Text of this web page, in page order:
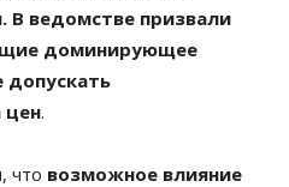
В ведомстве призвали
доминирующее
допускать
цен.
что возможное влияние